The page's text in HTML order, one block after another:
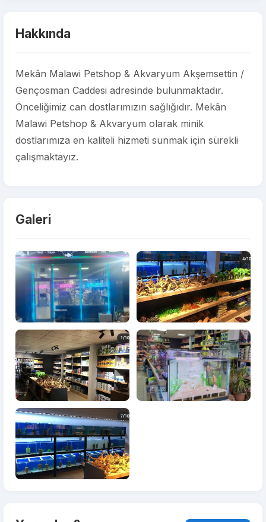
Hakkında
Mekân Malawi Petshop & Akvaryum Akşemsettin /
Gençosman Caddesi adresinde bulunmaktadır.
Önceliğimiz can dostlarımızın sağlığıdır. Mekân
Malawi Petshop & Akvaryum olarak minik
dostlarımıza en kaliteli hizmeti sunmak için sürekli
çalışmaktayız.
Galeri